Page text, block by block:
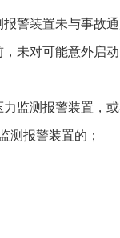
警装置未与事故通
未对可能意外启
监测报警装置，
测报警装置的；